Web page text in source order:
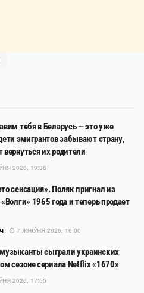
тебя в Беларусь — это уже
эмигрантов забывают страну,
их родители
2026, 19:36
сенсация». Поляк пригнал из
1965 года и теперь продает
7 ЖНІЎНЯ 2026, 16:00
сыграли украинских
сезоне сериала Netflix «1670»
2026, 17:50